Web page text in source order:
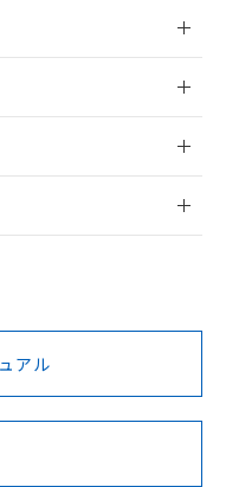
録
前に、以下を必ずお読
アル
切替を完了
とがない限
しておりま